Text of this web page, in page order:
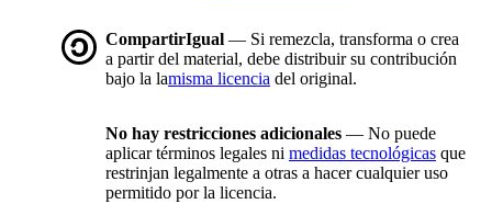
CompartirIgual — Si remezcla, transforma o crea
a partir del material, debe distribuir su contribución
bajo la lamisma licencia del original.
No hay restricciones adicionales — No puede
aplicar términos legales ni medidas tecnológicas que
restrinjan legalmente a otras a hacer cualquier uso
permitido por la licencia.